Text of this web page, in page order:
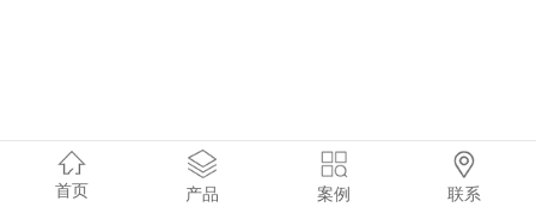
首页 产品 案例 联系